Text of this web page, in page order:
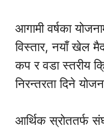
आगामी वर्षका
विस्तार, नयाँ खेल
कप र वडा स्तरीय
निरन्तरता दिने
आर्थिक स्रोततर्फ